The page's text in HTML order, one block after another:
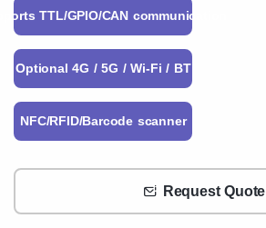
TTL/GPIO/CAN communication
Optional 4G / 5G / Wi-Fi / BT
NFC/RFID/Barcode scanner
Request Quote